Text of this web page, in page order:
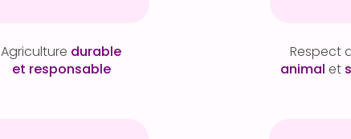
Agriculture durable
et responsable
Respect
animal et